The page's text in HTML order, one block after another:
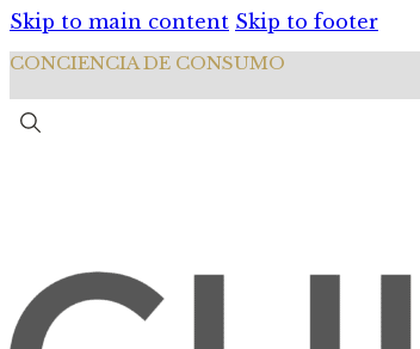
Skip to main content Skip to footer
CONCIENCIA DE CONSUMO